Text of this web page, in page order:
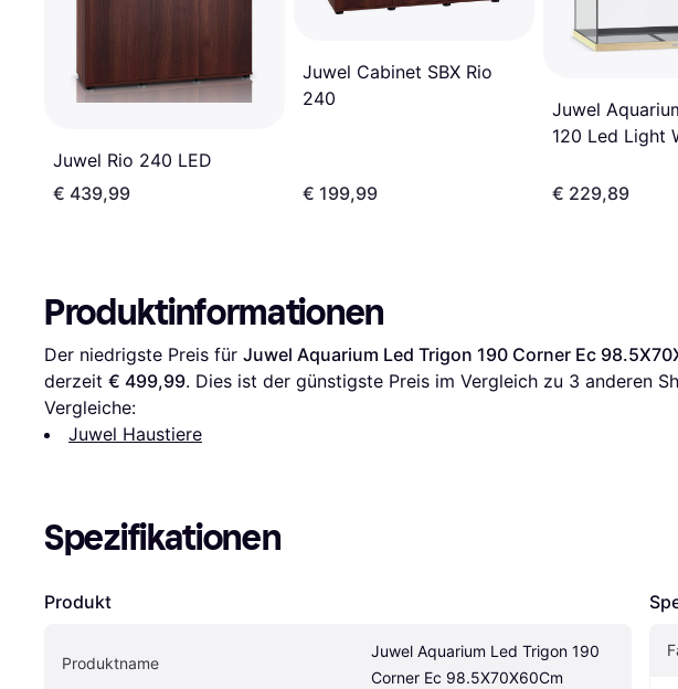
Juwel Rio 240 LED
€ 439,99
Juwel Cabinet SBX Rio
240
€ 199,99
Juwel
120 Led Light
€ 229,89
Produktinformationen
Der niedrigste Preis für Juwel Aquarium Led Trigon 190 Corner Ec
derzeit € 499,99. Dies ist der günstigste Preis im Vergleich zu 3 anderen
Vergleiche:
Juwel Haustiere
Spezifikationen
Produkt
Produktname
Juwel Aquarium Led Trigon 190
Corner Ec 98.5X70X60Cm